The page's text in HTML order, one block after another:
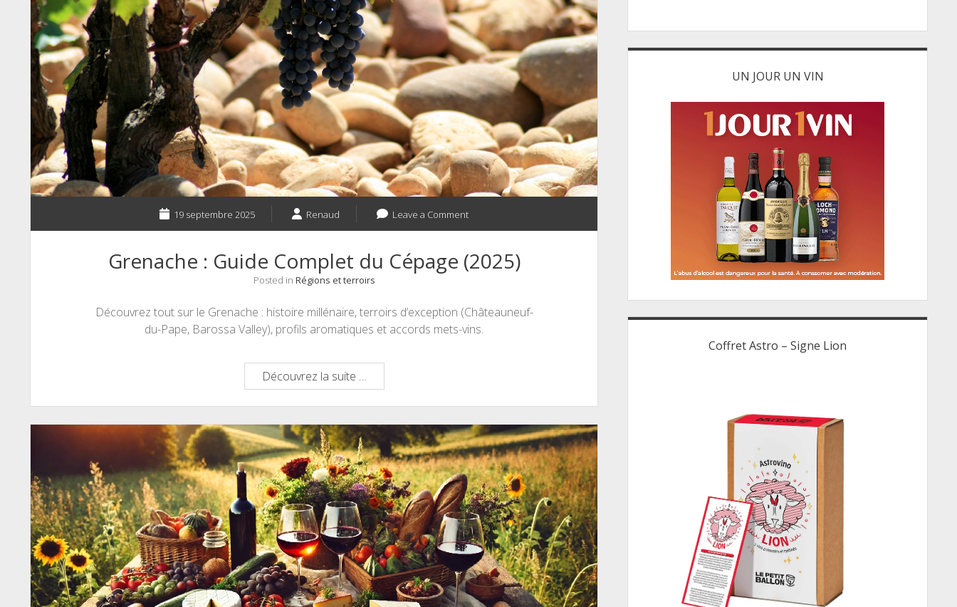
19 septembre 2025 Renaud Leave a Comment
Grenache : Guide Complet du Cépage (2025)
Posted in Régions et terroirs
Découvrez tout sur le Grenache : histoire millénaire, terroirs d’exception (Châteauneuf-
du-Pape, Barossa Valley), profils aromatiques et accords mets-vins.
Découvrez la suite …
:
Guide
Complet
du
Cépage
(2025)
UN JOUR UN VIN
Coffret Astro – Signe Lion